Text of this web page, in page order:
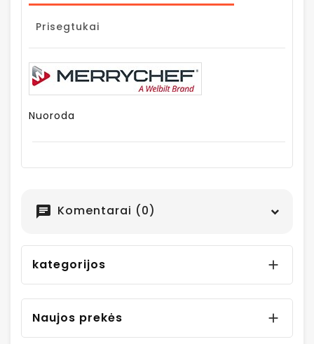
Prisegtukai
Nuoroda
chat Komentarai (0)
kategorijos 
Naujos prekės 